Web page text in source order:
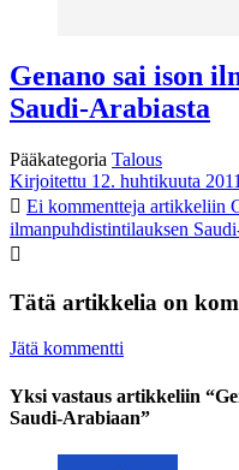
Genano sai ison
Saudi-Arabiasta
Pääkategoria Talous
Kirjoitettu 12. huhtikuuta
Ei kommentteja artikkeliin
ilmanpuhdistintilauksen
Tätä artikkelia on
Jätä kommentti
Yksi vastaus artikkeliin
Saudi-Arabiaan”